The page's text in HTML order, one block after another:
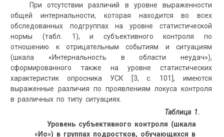
При отсутствии различий в уровне выраженности
общей интернальности, которая находится во всех
обследованных подгруппах на уровне статистической
нормы (табл. 1), и субъективного контроля по
отношению к отрицательным событиям и ситуациям
(шкала «Интернальность в области неудач»),
сформированного также на уровне статистических
характеристик опросника УСК [3, с. 101], имеются
выраженные различия по проявлениям локуса контроля
в различных по типу ситуациях.
Таблица 1.
Уровень субъективного контроля (шкала
«Ио») в группах подростков, обучающихся в